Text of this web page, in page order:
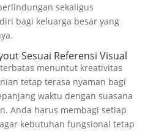
sekaligus
bagi keluarga besar yang
Sesuai Referensi Visual
menuntut kreativitas
tetap terasa nyaman bagi
waktu dengan suasana
Anda harus membagi setiap
kebutuhan fungsional tetap